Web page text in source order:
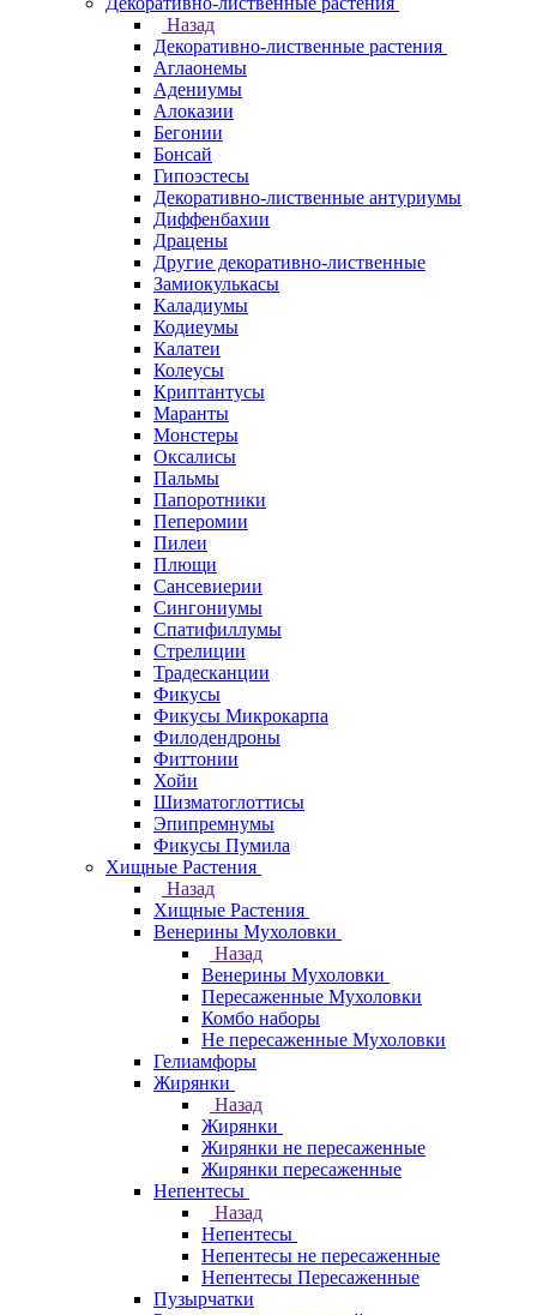
Назад
Декоративно-лиственные растения
Аглаонемы
Адениумы
Алоказии
Бегонии
Бонсай
Гипоэстесы
Декоративно-лиственные антуриумы
Диффенбахии
Драцены
Другие декоративно-лиственные
Замиокулькасы
Каладиумы
Кодиеумы
Калатеи
Колеусы
Криптантусы
Маранты
Монстеры
Оксалисы
Пальмы
Папоротники
Пеперомии
Пилеи
Плющи
Сансевиерии
Сингониумы
Спатифиллумы
Стрелиции
Традесканции
Фикусы
Фикусы Микрокарпа
Филодендроны
Фиттонии
Хойи
Шизматоглоттисы
Эпипремнумы
Фикусы Пумила
Хищные Растения
Назад
Хищные Растения
Венерины Мухоловки
Назад
Венерины Мухоловки
Пересаженные Мухоловки
Комбо наборы
Не пересаженные Мухоловки
Гелиамфоры
Жирянки
Назад
Жирянки
Жирянки не пересаженные
Жирянки пересаженные
Непентесы
Назад
Непентесы
Непентесы не пересаженные
Непентесы Пересаженные
Пузырчатки